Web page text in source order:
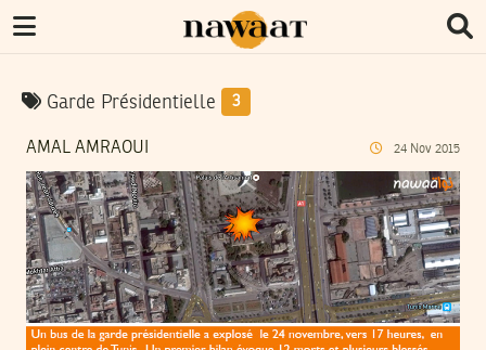
Garde Présidentielle 3
AMAL AMRAOUI 24 Nov 2015